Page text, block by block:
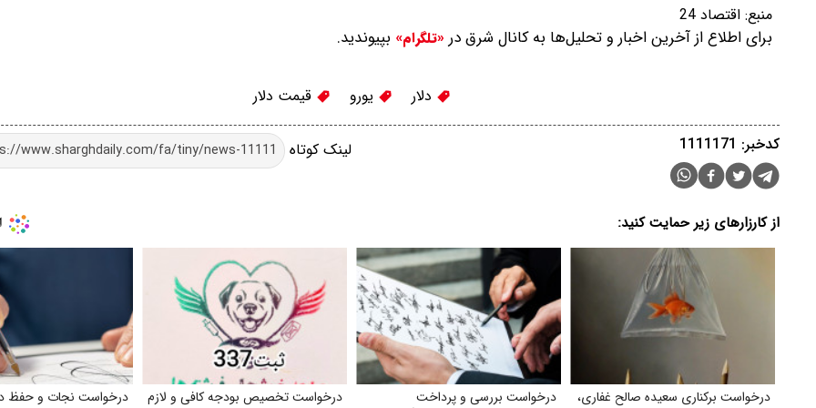
منبع: اقتصاد 24
برای اطلاع از آخرین اخبار و تحلیل‌ها به کانال شرق در «تلگرام» بپیوندید.
دلار یورو قیمت دلار
لینک کوتاه کدخبر: 1111171
از کارزارهای زیر حمایت کنید:
درخواست برکناری سعیده صالح غفاری،
درخواست بررسی و پرداخت
درخواست تخصیص بودجه کافی و لازم
درخواست نجات و حفظ